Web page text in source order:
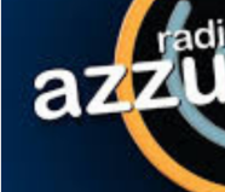
Espugnato Bogliasco:
terzo successo estivo per
Sampdoria-Novara: le
Assenti Da Graca e Lanini